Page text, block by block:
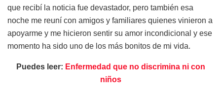
que recibí la noticia fue devastador, pero también esa
noche me reuní con amigos y familiares quienes vinieron a
apoyarme y me hicieron sentir su amor incondicional y ese
momento ha sido uno de los más bonitos de mi vida.
Puedes leer: Enfermedad que no discrimina ni con
niños